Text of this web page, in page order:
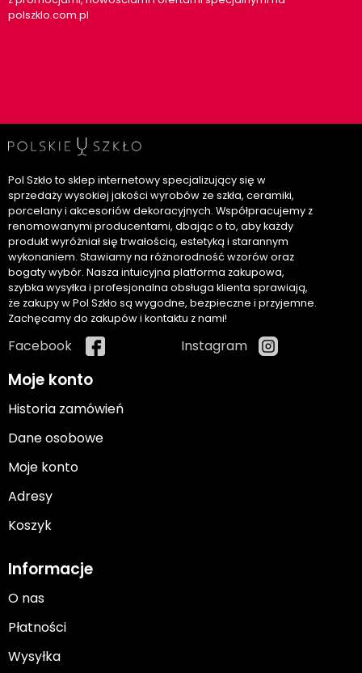
polszklo.com.pl
Pol Szkło to sklep internetowy specjalizujący się w
sprzedaży wysokiej jakości wyrobów ze szkła, ceramiki,
porcelany i akcesoriów dekoracyjnych. Współpracujemy z
renomowanymi producentami, dbając o to, aby każdy
produkt wyróżniał się trwałością, estetyką i starannym
wykonaniem. Stawiamy na różnorodność wzorów oraz
bogaty wybór. Nasza intuicyjna platforma zakupowa,
szybka wysyłka i profesjonalna obsługa klienta sprawiają,
że zakupy w Pol Szkło są wygodne, bezpieczne i przyjemne.
Zachęcamy do zakupów i kontaktu z nami!
Facebook Instagram
Moje konto
Historia zamówień
Dane osobowe
Moje konto
Adresy
Koszyk
Informacje
O nas
Płatności
Wysyłka